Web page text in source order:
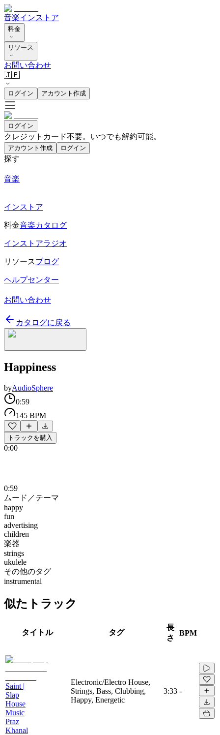
音楽インストア
料金
リソース
お問い合わせ
🇯🇵
ログイン アカウント作成
ログイン
クレジットカード不要。いつでも解約可能。
アカウント作成 ログイン
探す
音楽
インストア
料金音楽カタログ
インストアラジオ
リソースブログ
ヘルプセンター
お問い合わせ
カタログに戻る
Happiness
byAudioSphere
0:59
145 BPM
トラックを購入
0:00
0:59
ムード／テーマ
happy
fun
advertising
children
楽器
strings
ukulele
その他のタグ
instrumental
似たトラック
タイトル タグ
長
さ
BPM
Saint |
Slap
House
Music
Praz
Khanal
Electronic/Electro House,
Strings, Bass, Clubbing,
Happy, Energetic
3:33 -